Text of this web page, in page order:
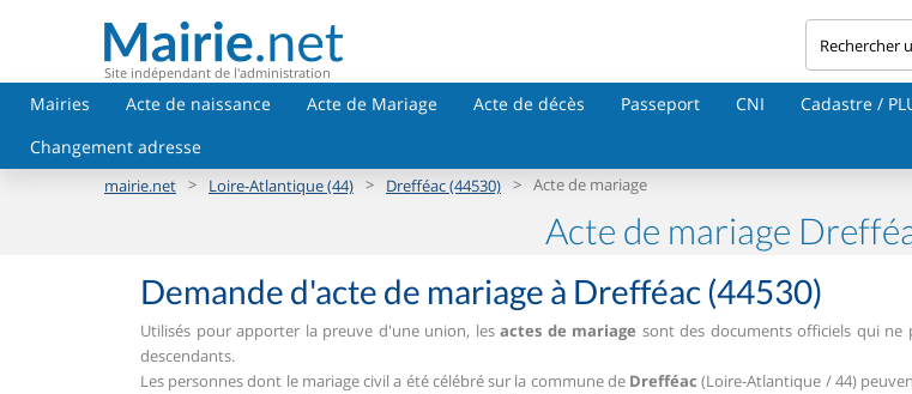
Site indépendant de l'administration
Mairies Acte de naissance Acte de Mariage Acte de décès Passeport CNI Cadastre /
Changement adresse
mairie.net > Loire-Atlantique (44) > Drefféac (44530) > Acte de mariage
Acte de mariage
Demande d'acte de mariage à Drefféac (44530)
Utilisés pour apporter la preuve d'une union, lesactes de mariage sont des documents officiels qui ne
descendants.
Les personnes dont le mariage civil a été célébré sur la commune de Drefféac (Loire-Atlantique / 44)